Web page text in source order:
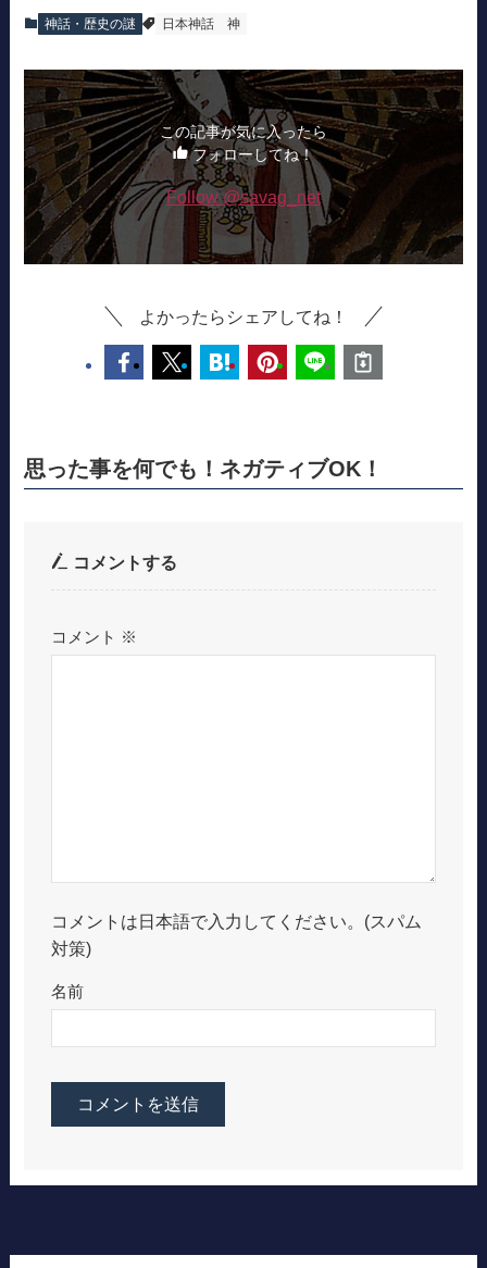
神話・歴史の謎 日本神話 神
この記事が気に入ったら
フォローしてね！
Follow @savag_net
よかったらシェアしてね！
思った事を何でも！ネガティブOK！
コメントする
コメント ※
コメントは日本語で入力してください。(スパム
対策)
名前